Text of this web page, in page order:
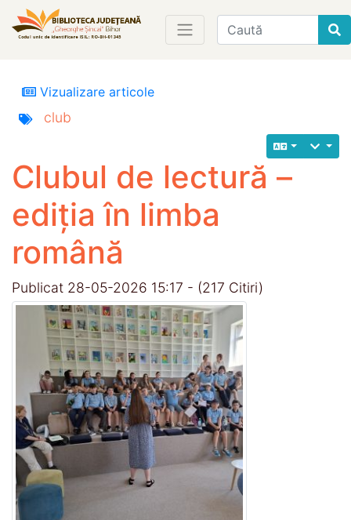
Find
Vizualizare articole
club
Clubul de lectură –
ediția în limba
română
Publicat 28-05-2026 15:17 - (217 Citiri)